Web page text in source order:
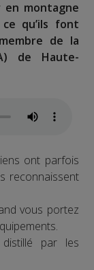
en montagne
qu’ils font
de la
de Haute-
ont parfois
reconnaissent
vous portez
par les